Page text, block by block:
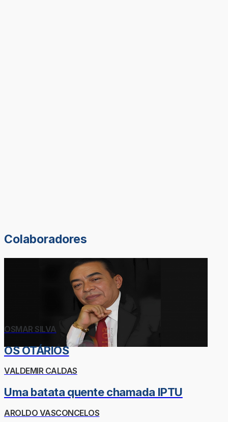
Colaboradores
OSMAR SILVA
OS OTÁRIOS
VALDEMIR CALDAS
Uma batata quente chamada IPTU
AROLDO VASCONCELOS